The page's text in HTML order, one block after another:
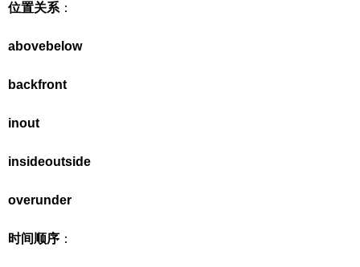
位置关系：
abovebelow
backfront
inout
insideoutside
overunder
时间顺序 ：